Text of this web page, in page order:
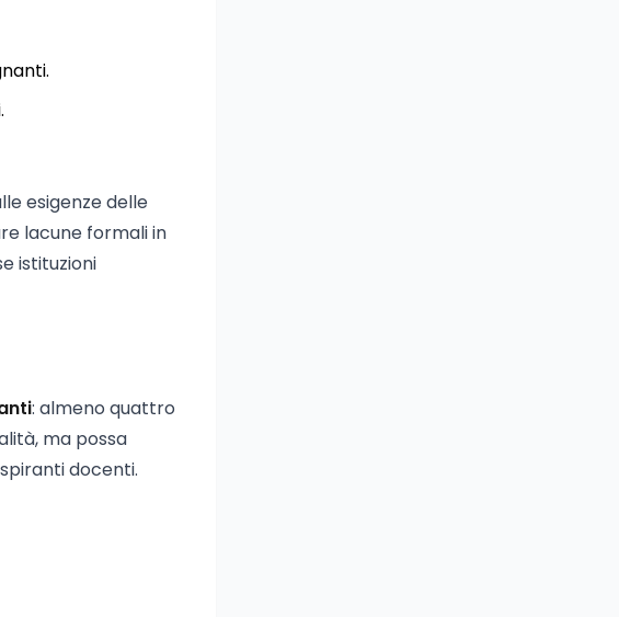
esigenze delle
lacune formali in
istituzioni
: almeno quattro
ma possa
docenti.